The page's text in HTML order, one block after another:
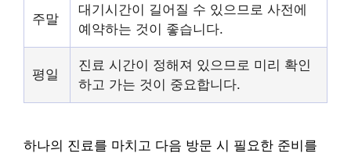
주말
대기시간이 길어질 수 있으므로 사전에
예약하는 것이 좋습니다.
평일
진료 시간이 정해져 있으므로 미리 확인
하고 가는 것이 중요합니다.
하나의 진료를 마치고 다음 방문 시 필요한 준비를